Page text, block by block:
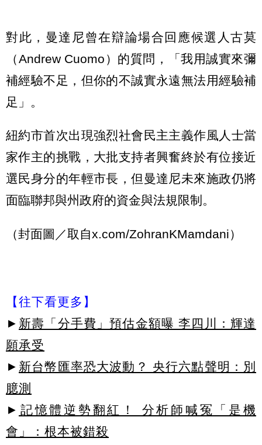
對此，曼達尼曾在辯論場合回應候選人古莫
（Andrew Cuomo）的質問，「我用誠實來彌
補經驗不足，但你的不誠實永遠無法用經驗補
足」。
紐約市首次出現強烈社會民主主義作風人士當
家作主的挑戰，大批支持者興奮終於有位接近
選民身分的年輕市長，但曼達尼未來施政仍將
面臨聯邦與州政府的資金與法規限制。
（封面圖／取自x.com/ZohranKMamdani）
【往下看更多】
► 新壽「分手費」預估金額曝 李四川：輝達
願承受
► 新台幣匯率恐大波動？ 央行六點聲明：別
臆測
► 記憶體逆勢翻紅！ 分析師喊冤「是機
會」：根本被錯殺